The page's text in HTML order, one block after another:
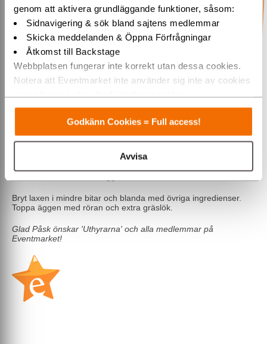
genom att aktivera grundläggande funktioner, såsom:
Sidnavigering & sök bland sajtens medlemmar
Skicka meddelanden & Öppna Förfrågningar
Åtkomst till Backstage
Webbplatsen fungerar inte korrekt utan dessa cookies.
Notera att Eventmarket inte använder sig inte av cookies
som placeras ut av tredjepartsannonsörer.
Varmt välkommen till Eventmarket!
Godkänn Cookies = Full access!
Avvisa
Ägghalvor med Lax, kapris & citron
Ingredienser
8 ägg
1 dl majonnäs
2 msk hackad kapris
1 tsk finrivet citronskal
2 msk finskuren gräslök (+ extra till dekoration)
Gör så här
Bryt laxen i mindre bitar och blanda med övriga ingredienser.
Toppa äggen med röran och extra gräslök.
Glad Påsk önskar 'Uthyrarna' och alla medlemmar på
Eventmarket!